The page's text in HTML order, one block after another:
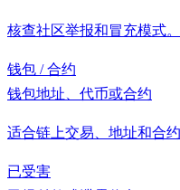
核查社区举报和冒充模式。
钱包 / 合约
钱包地址、代币或合约
适合链上交易、地址和合约
已受害